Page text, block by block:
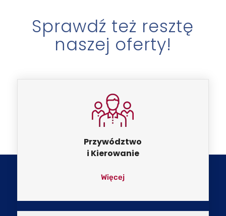
Sprawdź też resztę
naszej oferty!
Przywództwo
i Kierowanie
Więcej